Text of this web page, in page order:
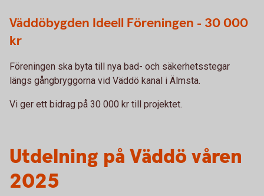
Väddöbygden Ideell Föreningen - 30 000
kr
Föreningen ska byta till nya bad- och säkerhetsstegar
längs gångbryggorna vid Väddö kanal i Älmsta.
Vi ger ett bidrag på 30 000 kr till projektet.
Utdelning på Väddö våren
2025